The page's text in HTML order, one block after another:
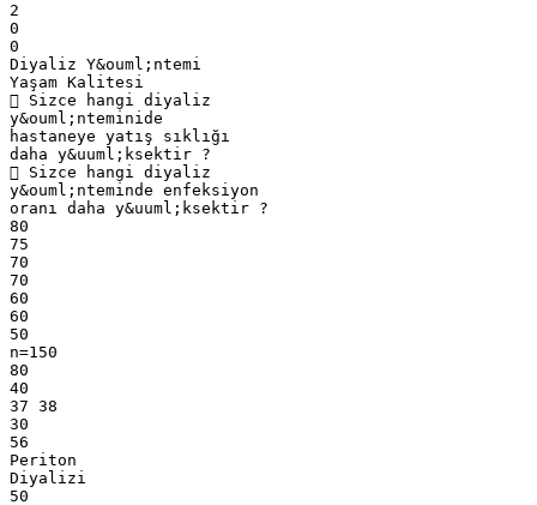
2
0
0
Diyaliz Y&ouml;ntemi
Yaşam Kalitesi
 Sizce hangi diyaliz
y&ouml;nteminide
hastaneye yatış sıklığı
daha y&uuml;ksektir ?
 Sizce hangi diyaliz
y&ouml;nteminde enfeksiyon
oranı daha y&uuml;ksektir ?
80
75
70
70
60
60
50
n=150
80
40
37 38
30
56
Periton
Diyalizi
50